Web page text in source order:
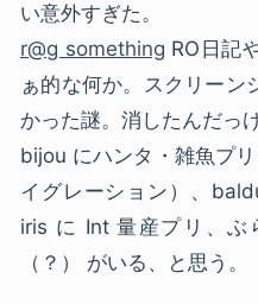
い意外すぎた。
r@g something RO日記
ぁ的な何か。スクリーン
かった謎。消したんだっ
bijou にハンタ・雑魚プ
イグレーション）、
iris に Int 量産プリ、ぶ
（？） がいる、と思う。